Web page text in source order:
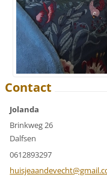
Contact
Jolanda
Brinkweg 26
Dalfsen
0612893297
huisjeaandevecht@gmail.c